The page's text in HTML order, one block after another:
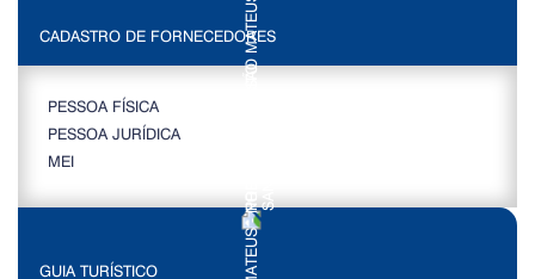
CADASTRO DE FORNECEDORES
PESSOA FÍSICA
PESSOA JURÍDICA
MEI
GUIA TURÍSTICO